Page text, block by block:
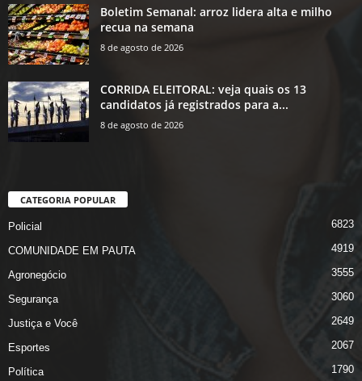
Boletim Semanal: arroz lidera alta e milho
recua na semana
8 de agosto de 2026
CORRIDA ELEITORAL: veja quais os 13
candidatos já registrados para a...
8 de agosto de 2026
CATEGORIA POPULAR
Policial 6823
COMUNIDADE EM PAUTA 4919
Agronegócio 3555
Segurança 3060
Justiça e Você 2649
Esportes 2067
Política 1790